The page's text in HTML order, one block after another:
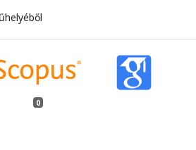
0